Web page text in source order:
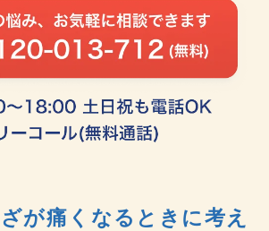
が痛くなるときに考え